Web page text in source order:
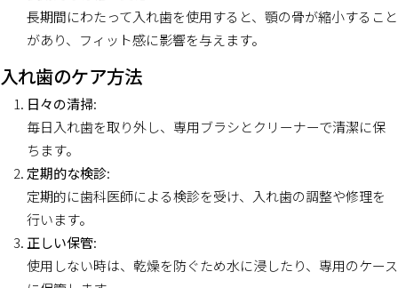
長期間にわたって入れ歯を使用すると、顎の骨が縮小すること
があり、フィット感に影響を与えます。
入れ歯のケア方法
日々の清掃:
毎日入れ歯を取り外し、専用ブラシとクリーナーで清潔に保
ちます。
定期的な検診:
定期的に歯科医師による検診を受け、入れ歯の調整や修理を
行います。
正しい保管:
使用しない時は、乾燥を防ぐため水に浸したり、専用のケース